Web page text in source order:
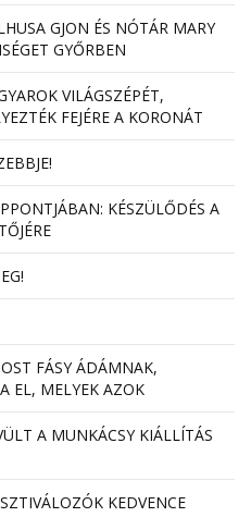
GJON ÉS NÓTÁR MARY
GYŐRBEN
VILÁGSZÉPÉT,
FEJÉRE A KORONÁT
KÉSZÜLŐDÉS A
FÁSY ÁDÁMNAK,
EL, MELYEK AZOK
A MUNKÁCSY KIÁLLÍTÁS
KEDVENCE